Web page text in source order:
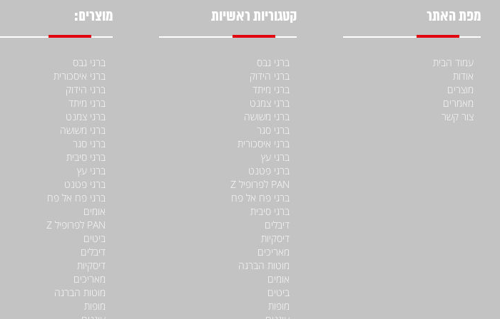
מפת האתר
עמוד הבית
אודות
מוצרים
מאמרים
צור קשר
קטגוריות ראשיות
ברגי גבס
ברגי הידוק
ברגי מיתד
ברגי צמנט
ברגי משושה
ברגי סגר
ברגי איסכורית
ברגי עץ
ברגי פטנט
PAN לפרופיל Z
ברגי פח אל פח
ברגי סיבית
דיבלים
דיסקיות
מאריכים
מוטות הברגה
אומים
ביטים
מופות
מוצרים:
ברגי גבס
ברגי איסכורית
ברגי הידוק
ברגי מיתד
ברגי צמנט
ברגי משושה
ברגי סגר
ברגי סיבית
ברגי עץ
ברגי פטנט
ברגי פח אל פח
אומים
PAN לפרופיל Z
ביטים
דיבלים
דיסקיות
מאריכים
מוטות הברגה
מופות